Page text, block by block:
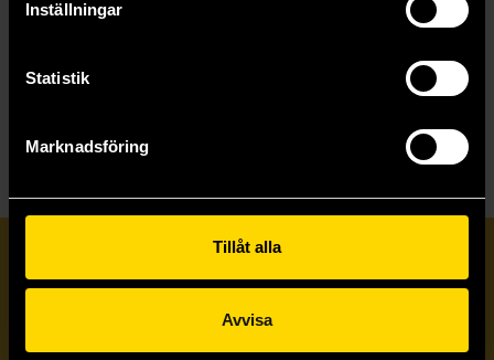
Inställningar
Statistik
Marknadsföring
Tillåt alla
Avvisa
Beställ
Prenumerera på vårt nyhetsbrev